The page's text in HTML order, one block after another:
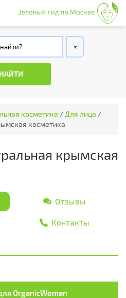
косметика / Для лица /
косметика
крымская
Отзывы
Контакты
OrganicWoman